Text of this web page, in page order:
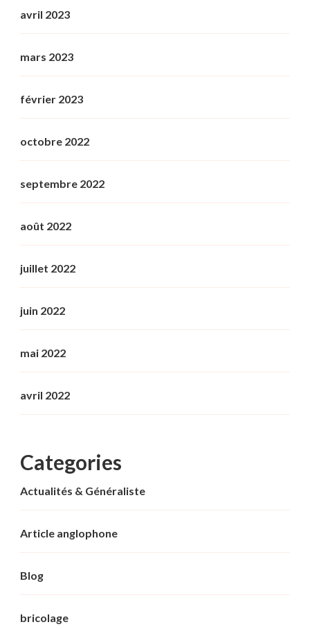
avril 2023
mars 2023
février 2023
octobre 2022
septembre 2022
août 2022
juillet 2022
juin 2022
mai 2022
avril 2022
Categories
Actualités & Généraliste
Article anglophone
Blog
bricolage